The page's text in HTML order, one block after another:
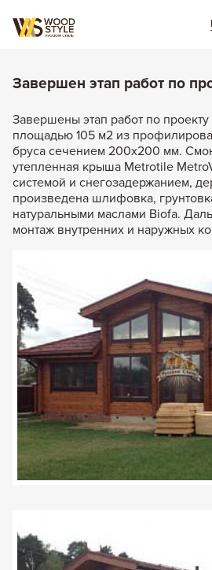
Каталог
Из клееного
Из бревна
Каменные
Наши
СМИ о нас
Полезные
Контакты
Задать вопрос
+7 (495) 120-
8 (800) 600-
Завершен этап работ по
Завершены этап работ по
площадью 105 м2 из
бруса сечением 200х200 мм.
утепленная крыша Metrotile
системой и снегозадержанием,
произведена шлифовка,
натуральными маслами Biofa.
монтаж внутренних и наружных